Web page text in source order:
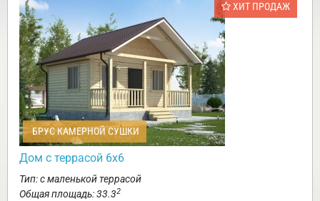
ХИТ ПРОДАЖ
БРУС КАМЕРНОЙ СУШКИ
Дом с террасой 6х6
Тип: с маленькой террасой
Общая площадь: 33.32